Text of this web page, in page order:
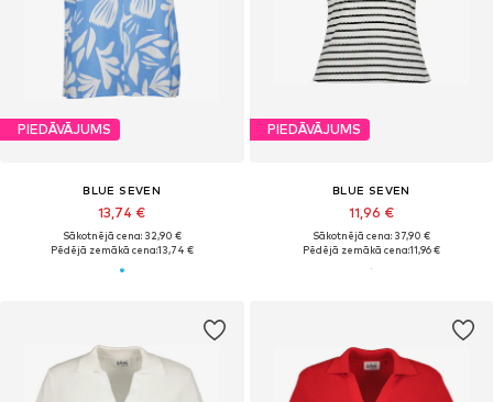
PIEDĀVĀJUMS
BLUE SEVEN
13,74 €
Sākotnējā cena: 32,90 €
Pēdējā zemākā cena:13,74 €
PIEDĀVĀJUMS
BLUE SEVEN
11,96 €
Sākotnējā cena: 37,90 €
Pēdējā zemākā cena:11,96 €